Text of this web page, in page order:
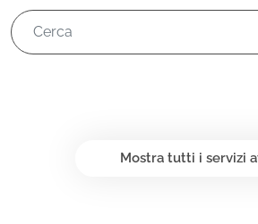
Mostra tutti i servizi